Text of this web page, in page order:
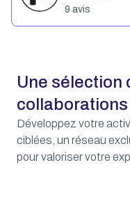
9 avis
Une sélection
Développez votre
ciblées, un réseau
pour valoriser votre